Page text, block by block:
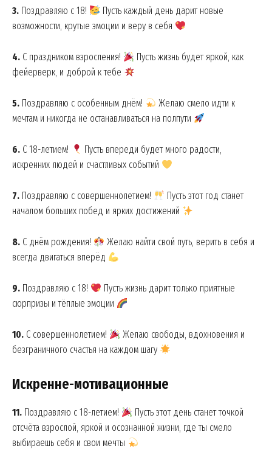
3. Поздравляю с 18!
Пусть каждый день дарит новые
возможности, крутые эмоции и веру в себя
4. С праздником взросления!
Пусть жизнь будет яркой, как
фейерверк, и доброй к тебе
5. Поздравляю с особенным днём!
Желаю смело идти к
мечтам и никогда не останавливаться на полпути
6. С 18-летием!
Пусть впереди будет много радости,
искренних людей и счастливых событий
7. Поздравляю с совершеннолетием!
Пусть этот год станет
началом больших побед и ярких достижений
8. С днём рождения!
Желаю найти свой путь, верить в себя и
всегда двигаться вперёд
9. Поздравляю с 18!
Пусть жизнь дарит только приятные
сюрпризы и тёплые эмоции
10. С совершеннолетием!
Желаю свободы, вдохновения и
безграничного счастья на каждом шагу
Искренне-мотивационные
11. Поздравляю с 18-летием!
Пусть этот день станет точкой
отсчёта взрослой, яркой и осознанной жизни, где ты смело
выбираешь себя и свои мечты